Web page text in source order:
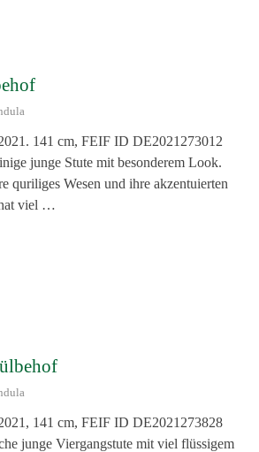
141 cm, FEIF ID DE2021273012
junge Stute mit besonderem Look.
quriliges Wesen und ihre akzentuierten
viel …
141 cm, FEIF ID DE2021273828
junge Viergangstute mit viel flüssigem